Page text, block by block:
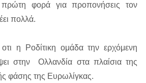
φορά για προπονήσεις τον
πολλά.
οτι η Ροδίτικη ομάδα την ερχόμενη
στην Ολλανδία στα πλαίσια της
φάσης της Ευρωλίγκας.